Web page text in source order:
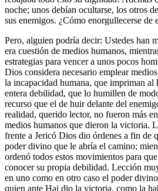
noche; unos debían ocultarse, los otros
sus enemigos. ¿Cómo enorgullecerse de
Pero, alguien podría decir: Ustedes han
era cuestión de medios humanos,
estrategias para vencer a unos pocos
Dios considera necesario emplear
la incapacidad humana, que impriman al
entera debilidad, que lo humillen de
recurso que el de huir delante del
realidad, querido lector, no fueron más
medios humanos que dieron la victoria.
frente a Jericó Dios dio órdenes a fin de
poder divino que le abría el camino;
ordenó todos estos movimientos para
conocer su propia debilidad. Lección
en uno como en otro caso el poder
quien ante Hai dio la victoria, como la